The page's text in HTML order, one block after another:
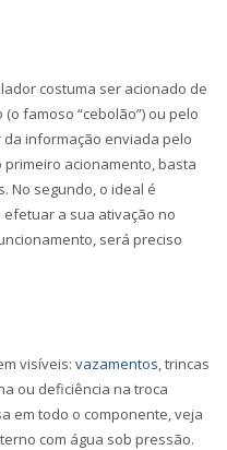
costuma ser acionado de
famoso “cebolão”) ou pelo
informação enviada pelo
primeiro acionamento, basta
No segundo, o ideal é
a sua ativação no
será preciso
visíveis: vazamentos, trincas
ou deficiência na troca
em todo o componente, veja
com água sob pressão.